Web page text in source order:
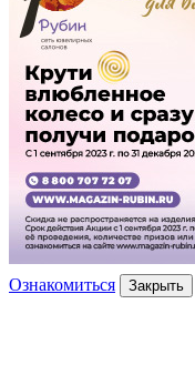
Ознакомиться Закрыть